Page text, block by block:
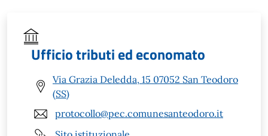
Ufficio tributi ed economato
Via Grazia Deledda, 15 07052 San Teodoro
(SS)
protocollo@pec.comunesanteodoro.it